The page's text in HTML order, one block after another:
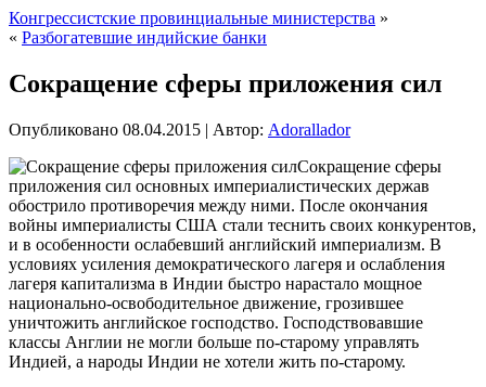
Конгрессистские провинциальные министерства »
« Разбогатевшие индийские банки
Сокращение сферы приложения сил
Опубликовано 08.04.2015 | Автор: Adorallador
Сокращение сферы
приложения сил основных империалистических держав
обострило противоречия между ними. После окончания
войны империалисты США стали теснить своих конкурентов,
и в особенности ослабевший английский империализм. В
условиях усиления демократического лагеря и ослабления
лагеря капитализма в Индии быстро нарастало мощное
национально-освободительное движение, грозившее
уничтожить английское господство. Господствовавшие
классы Англии не могли больше по-старому управлять
Индией, а народы Индии не хотели жить по-старому.